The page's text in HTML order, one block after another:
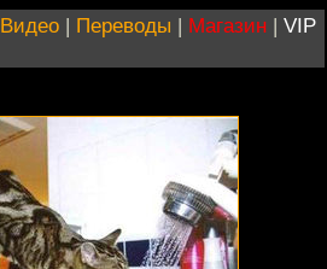
Видео | Переводы | Магазин | VIP